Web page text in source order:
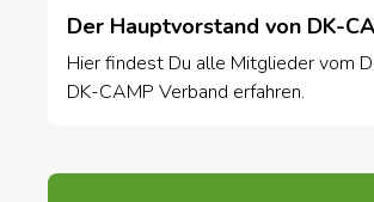
Der Hauptvorstand von DK-
Hier findest Du alle Mitglieder vom
DK-CAMP Verband erfahren.